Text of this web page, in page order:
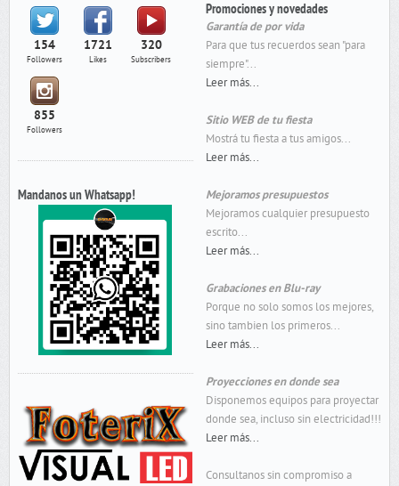
154
Followers
1721
Likes
320
Subscribers
855
Followers
Mandanos un Whatsapp!
Promociones y novedades
Garantía de por vida
Para que tus recuerdos sean "para
siempre"...
Leer más...
Sitio WEB de tu fiesta
Mostrá tu fiesta a tus amigos...
Leer más...
Mejoramos presupuestos
Mejoramos cualquier presupuesto
escrito...
Leer más...
Grabaciones en Blu-ray
Porque no solo somos los mejores,
sino tambien los primeros...
Leer más...
Proyecciones en donde sea
Disponemos equipos para proyectar
donde sea, incluso sin electricidad!!!
Leer más...
Consultanos sin compromiso a